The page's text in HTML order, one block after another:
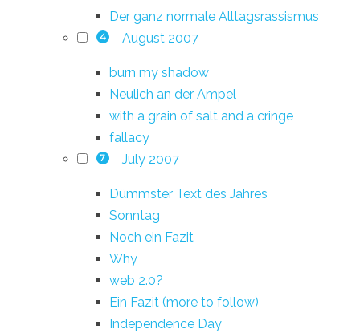
Der ganz normale Alltagsrassismus
4 August 2007
burn my shadow
Neulich an der Ampel
with a grain of salt and a cringe
fallacy
7 July 2007
Dümmster Text des Jahres
Sonntag
Noch ein Fazit
Why
web 2.0?
Ein Fazit (more to follow)
Independence Day